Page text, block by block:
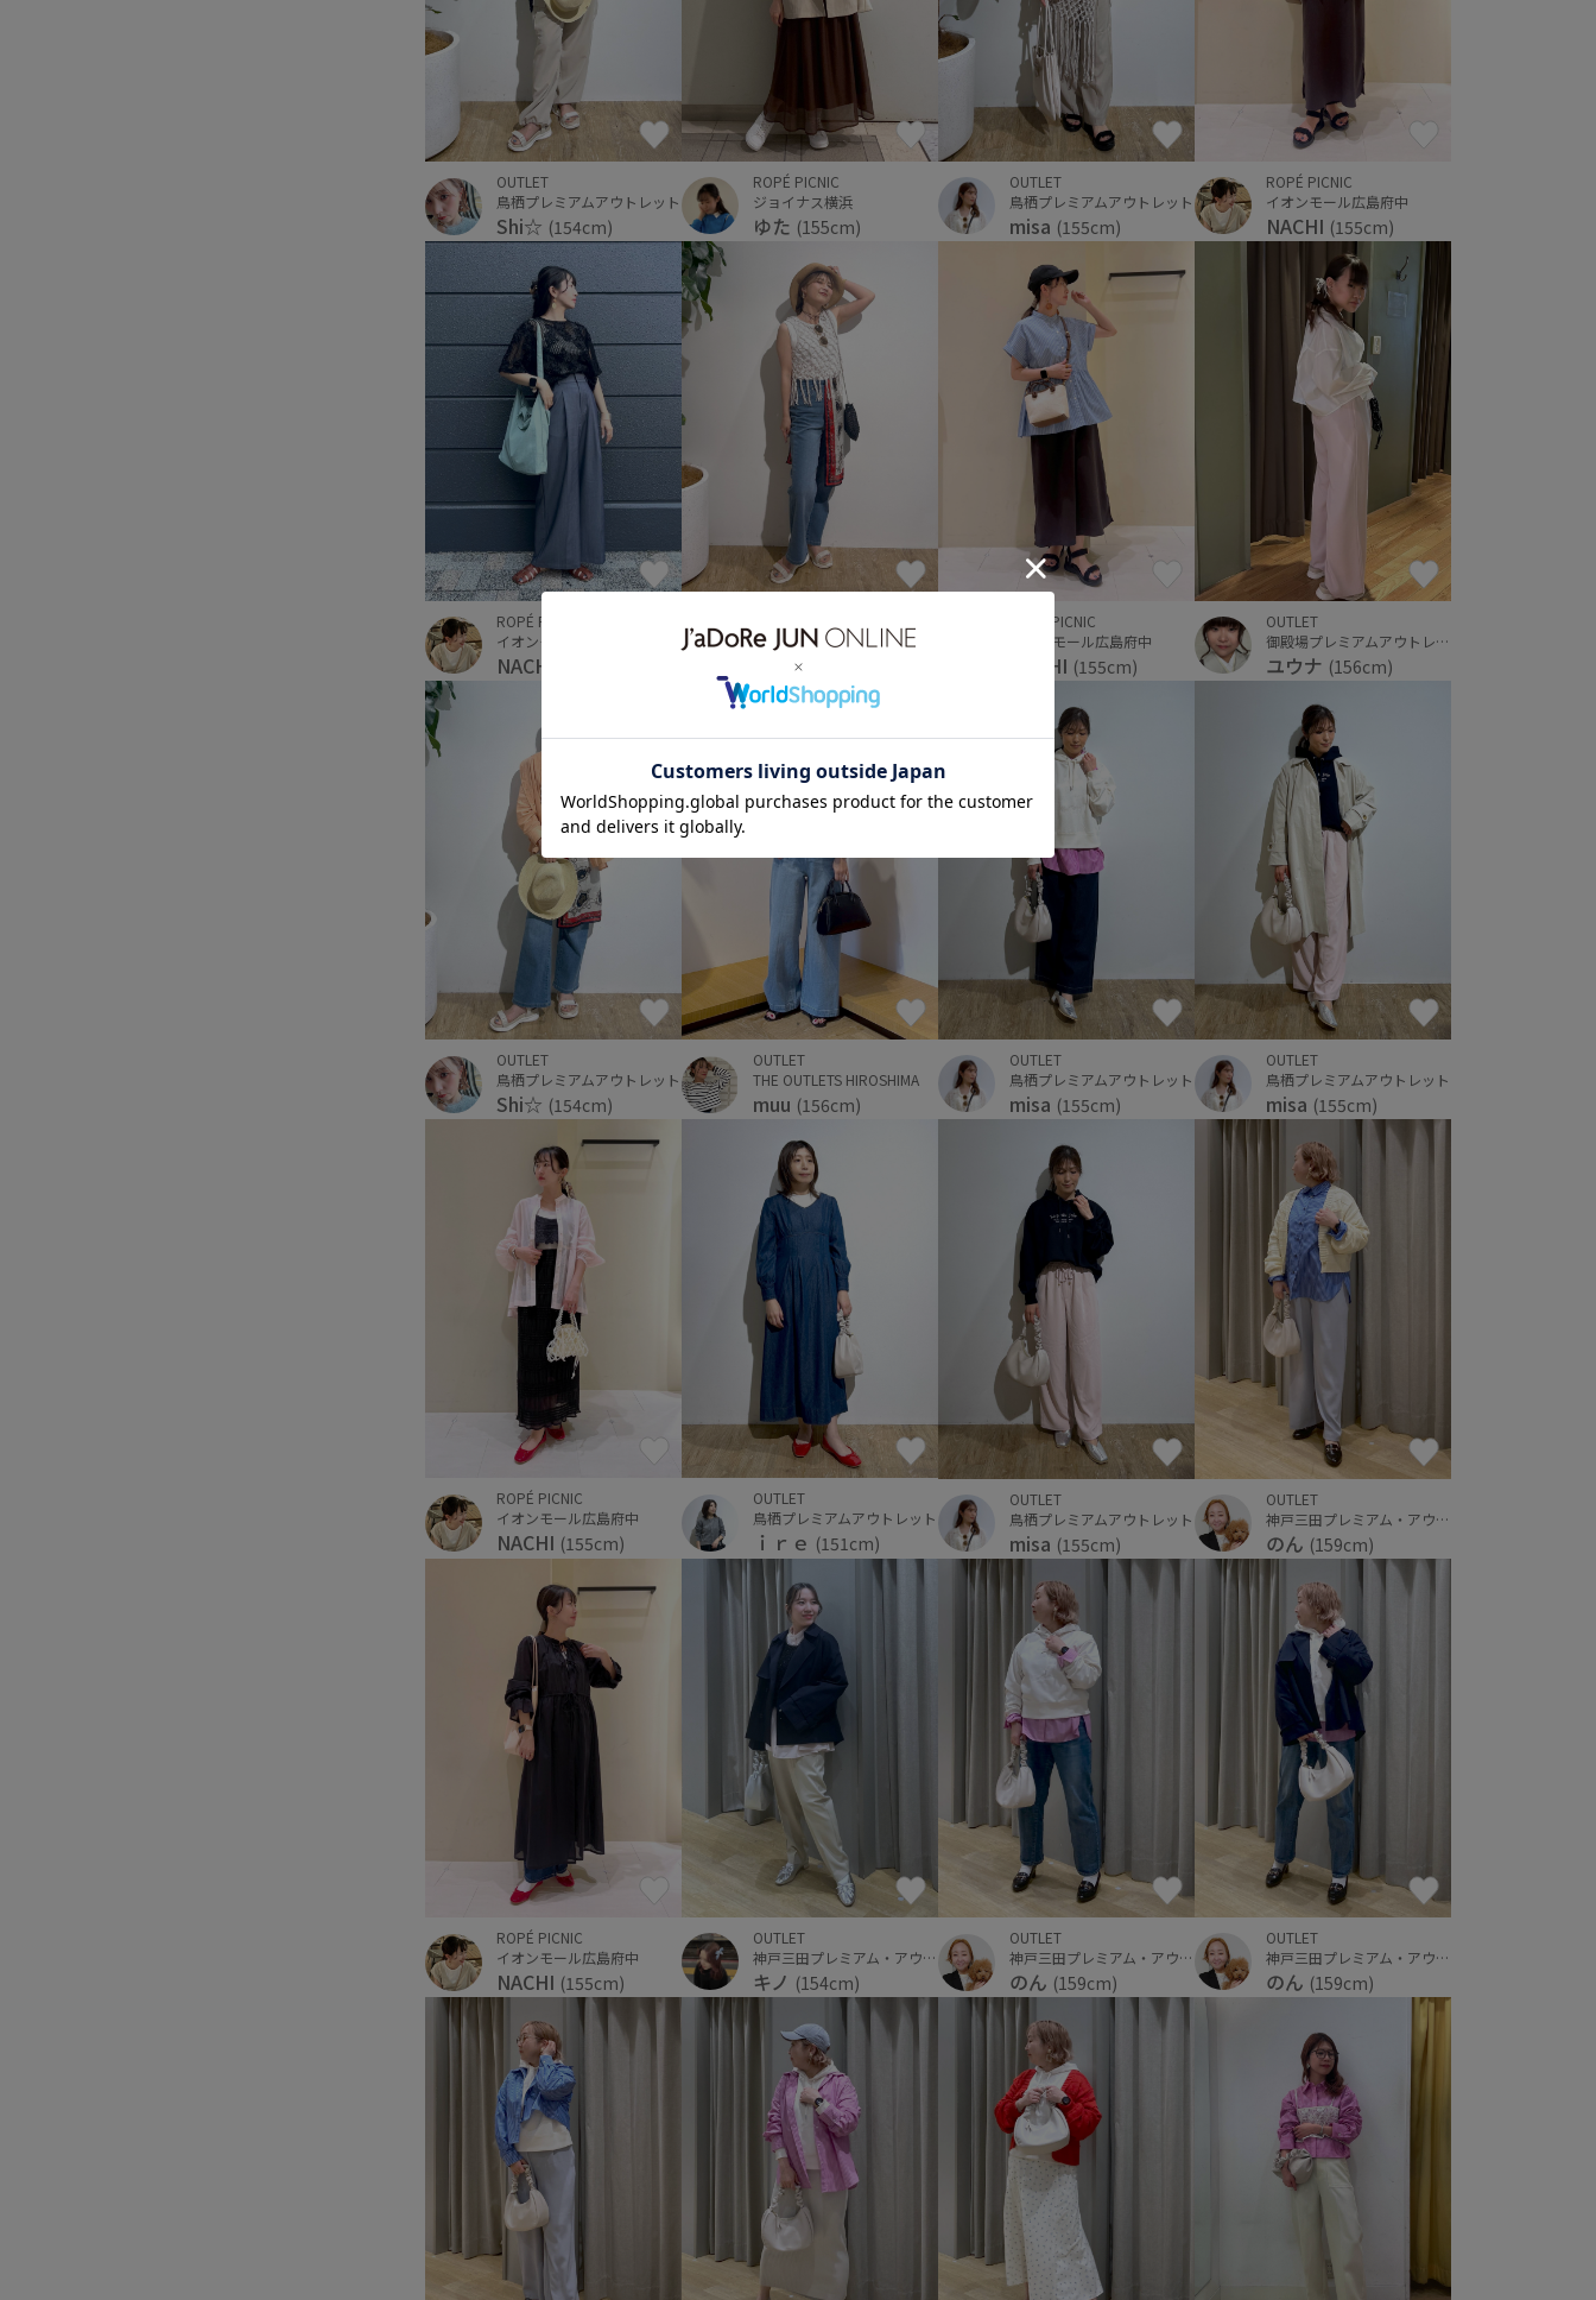
OUTLET
鳥栖プレミアムアウトレット
Shi☆ (154cm)
ROPÉ PICNIC
ジョイナス横浜
ゆた (155cm)
OUTLET
鳥栖プレミアムアウトレット
misa (155cm)
ROPÉ PICNIC
イオンモール広島府中
NACHI (155cm)
ROPÉ PICNIC
イオンモール広島府中
NACHI
鳥栖プレミアムアウトレット
Shi☆
ROPÉ PICNIC
イオンモール広島府中
NACHI (155cm)
OUTLET
御殿場プレミアムアウトレット
ユウナ (156cm)
OUTLET
鳥栖プレミアムアウトレット
Shi☆ (154cm)
OUTLET
THE OUTLETS HIROSHIMA
muu (156cm)
OUTLET
鳥栖プレミアムアウトレット
misa (155cm)
OUTLET
鳥栖プレミアムアウトレット
misa (155cm)
ROPÉ PICNIC
イオンモール広島府中
NACHI (155cm)
OUTLET
鳥栖プレミアムアウトレット
ｉｒｅ (151cm)
OUTLET
鳥栖プレミアムアウトレット
misa (155cm)
OUTLET
神戸三田プレミアム・アウトレット
のん (159cm)
ROPÉ PICNIC
イオンモール広島府中
NACHI (155cm)
OUTLET
神戸三田プレミアム・アウトレット
キノ (154cm)
OUTLET
神戸三田プレミアム・アウトレット
のん (159cm)
OUTLET
神戸三田プレミアム・アウトレット
のん (159cm)